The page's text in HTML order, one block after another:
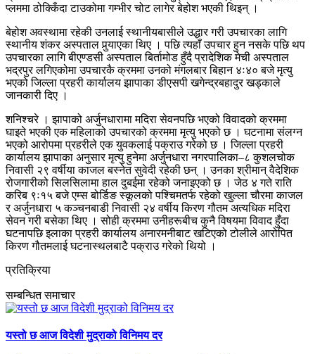
प्लममा ठोक्किँदा टाउकोमा गम्भीर चोट लागेर बेहोश भएकी थिइन् ।
बेहोश अवस्थामा रहेकी उनलाई स्थानीयबासीले उद्धार गरी उपचारका लागि
स्थानीय शंकर अस्पताल पुर्‍याएका थिए । पछि त्यहाँ उपचार हुन नसके पछि थप
उपचारका लागि बीएण्डसी अस्पताल बिर्तामोड हुँदै प्रादेशिक मेची अस्पताल
भद्रपुर लगिएकोमा उपचारकै क्रममा उनको मंगलबार बिहान ४ः४० बजे मृत्यु
भएको जिल्ला प्रहरी कार्यालय झापाका डीएसपी खगेन्द्रबहादुर खड्काले
जानकारी दिए ।
शनिश्चरे । झापाको अर्जुनधारामा मदिरा सेवनपछि भएको विवादको क्रममा
घाइते भएकी एक महिलाको उपचारको क्रममा मृत्यु भएको छ । घटनामा संलग्न
भएको आरोपमा प्रहरीले एक युवकलाई पक्राउ गरेको छ । जिल्ला प्रहरी
कार्यालय झापाका अनुसार मृत्यु हुनेमा अर्जुनधारा नगरपालिका–८ कुशलचोक
निवासी २९ वर्षीया काजल बस्नेत सुवेदी रहेकी छन् । उनका श्रीमान् वैदेशिक
रोजगारीको सिलसिलामा हाल दुबईमा रहेको जनाइएको छ । जेठ ४ गते राति
करिब ९ः१५ बजे एम्स बोर्डिङ स्कूलको पश्चिमतर्फ रहेको खुल्ला चौरमा काजल
र अर्जुनधारा ५ कञ्चनबाडी निवासी २४ वर्षीय किरण गौतम अत्यधिक मदिरा
सेवन गरी बसेका थिए । सोही क्रममा उनीहरूबीच कुनै विषयमा विवाद हुँदा
घटनापछि इलाका प्रहरी कार्यालय अनारमनीबाट खटिएको टोलीले आरोपित
किरण गौतमलाई घटनास्थलबाटै पक्राउ गरेको थियो ।
प्रतिक्रिया
सम्बन्धित समाचार
यस्तो छ आज विदेशी मुद्राको विनिमय दर